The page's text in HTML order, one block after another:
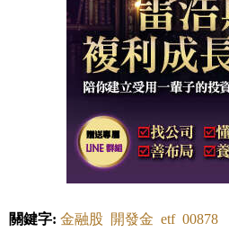
關鍵字: 金融股 開發金 etf 00878